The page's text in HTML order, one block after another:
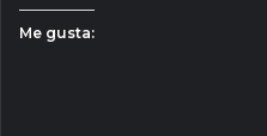
Me gusta: